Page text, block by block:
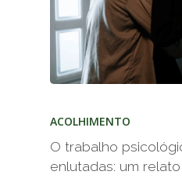
ACOLHIMENTO
O trabalho
enlutadas: um